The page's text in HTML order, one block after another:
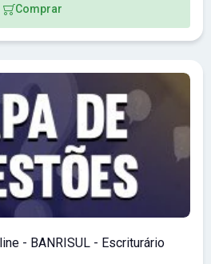
Comprar
- BANRISUL - Escriturário